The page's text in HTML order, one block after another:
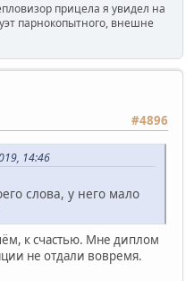
прицела я увидел на
парнокопытного, внешне
#4896
14:46
слова, у него мало
к счастью. Мне диплом
не отдали вовремя.